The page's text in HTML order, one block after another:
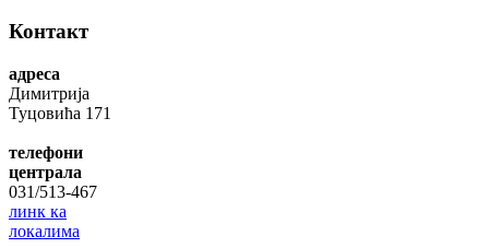
Контакт
адреса
Димитрија
Туцовића 171
телефони
централа
031/513-467
линк ка
локалима